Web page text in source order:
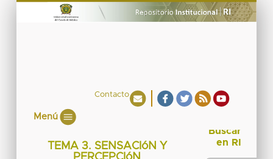
Contacto
Menú
TEMA 3. SENSACIóN Y
Buscar
en RI